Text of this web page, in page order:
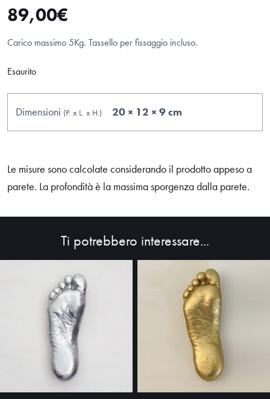
89,00€
Carico massimo 5Kg. Tassello per fissaggio incluso.
Esaurito
Dimensioni (P. x L. x H.) 20 × 12 × 9 cm
Le misure sono calcolate considerando il prodotto appeso a
parete. La profondità è la massima sporgenza dalla parete.
Ti potrebbero interessare...